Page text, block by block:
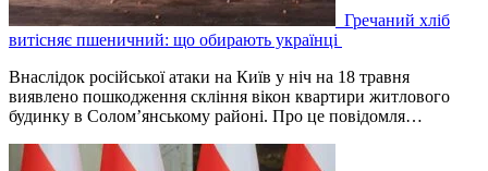
Гречаний хліб
витісняє пшеничний: що обирають українці
Внаслідок російської атаки на Київ у ніч на 18 травня
виявлено пошкодження скління вікон квартири житлового
будинку в Соломʼянському районі. Про це повідомля…